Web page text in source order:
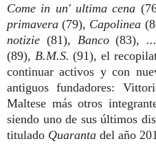
Come in un' ultima cena
primavera (79), Capolinea
notizie (81), Banco(83),
(89), B.M.S.(91), el
continuar activos y con
antiguos fundadores:
Maltese más otros
siendo uno de sus últimos
titulado Quaranta del año